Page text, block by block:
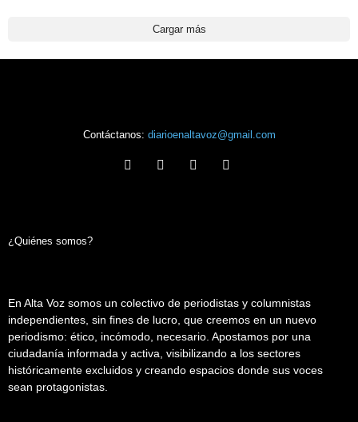
Cargar más
Contáctanos: diarioenaltavoz@gmail.com
¿Quiénes somos?
En Alta Voz somos un colectivo de periodistas y columnistas
independientes, sin fines de lucro, que creemos en un nuevo
periodismo: ético, incómodo, necesario. Apostamos por una
ciudadanía informada y activa, visibilizando a los sectores
históricamente excluidos y creando espacios donde sus voces
sean protagonistas.